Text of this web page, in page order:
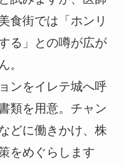
食街では「ホンリ
る」との噂が広が
。
ンをイレテ城へ呼
類を用意。チャン
どに働きかけ、株
をめぐらします